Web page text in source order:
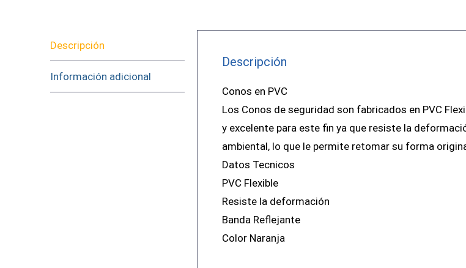
Descripción
Información adicional
Descripción
Conos en PVC
Los Conos de seguridad son fabricados en PVC
y excelente para este fin ya que resiste la
ambiental, lo que le permite retomar su forma
Datos Tecnicos
PVC Flexible
Resiste la deformación
Banda Reflejante
Color Naranja